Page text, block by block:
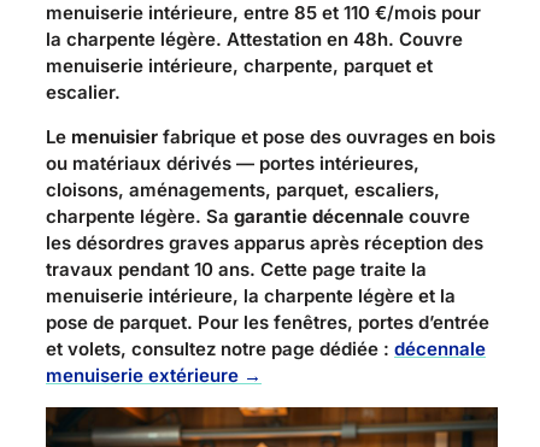
menuiserie intérieure, entre 85 et 110 €/mois pour
la charpente légère. Attestation en 48h. Couvre
menuiserie intérieure, charpente, parquet et
escalier.
Le menuisier fabrique et pose des ouvrages en bois
ou matériaux dérivés — portes intérieures,
cloisons, aménagements, parquet, escaliers,
charpente légère. Sa garantie décennale couvre
les désordres graves apparus après réception des
travaux pendant 10 ans. Cette page traite la
menuiserie intérieure, la charpente légère et la
pose de parquet. Pour les fenêtres, portes d’entrée
et volets, consultez notre page dédiée : décennale
menuiserie extérieure →